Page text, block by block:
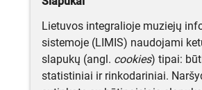
Lietuvos integralioje muziejų
sistemoje (LIMIS) naudojami
slapukų (angl. cookies) tipai:
statistiniai ir rinkodariniai.